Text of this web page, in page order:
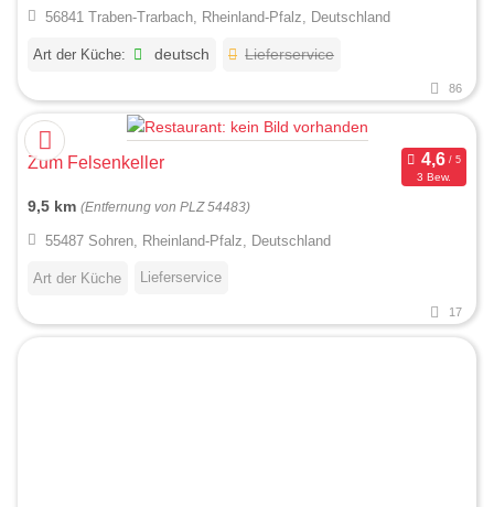
56841 Traben-Trarbach, Rheinland-Pfalz, Deutschland
Art der Küche: deutsch Lieferservice
86
Zum Felsenkeller
3 Bew.
9,5 km (Entfernung von PLZ 54483)
55487 Sohren, Rheinland-Pfalz, Deutschland
Art der Küche Lieferservice
17